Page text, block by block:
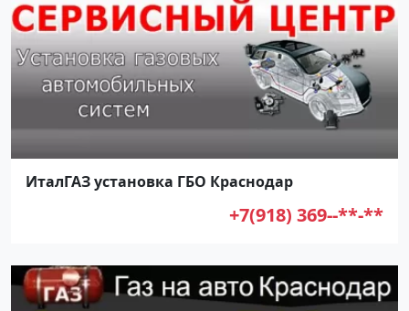
ИталГАЗ установка ГБО Краснодар
+7(918) 369--**-**